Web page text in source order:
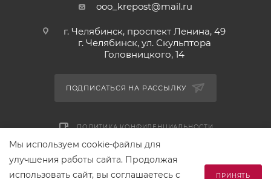
ooo_krepost@mail.ru
г. Челябинск, проспект Ленина, 49
г. Челябинск, ул. Скульптора
Головницкого, 14
ПОДПИСАТЬСЯ НА РАССЫЛКУ
ПОЛИТИКА КОНФИДЕНЦИАЛЬНОСТИ
2026 © Сеть магазинов «Большая мода»
Мы используем cookie-файлы для
улучшения работы сайта. Продолжая
использовать сайт, вы соглашаетесь с
ПРИНЯТЬ